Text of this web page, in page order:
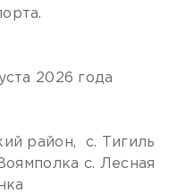
2026 года
район, с. Тигиль
с. Лесная